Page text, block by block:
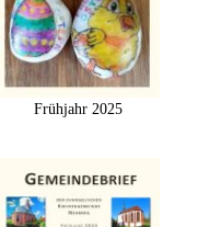
Frühjahr 2025